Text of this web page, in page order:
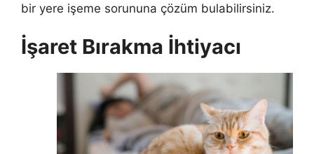
bir yere işeme sorununa çözüm bulabilirsiniz.
İşaret Bırakma İhtiyacı